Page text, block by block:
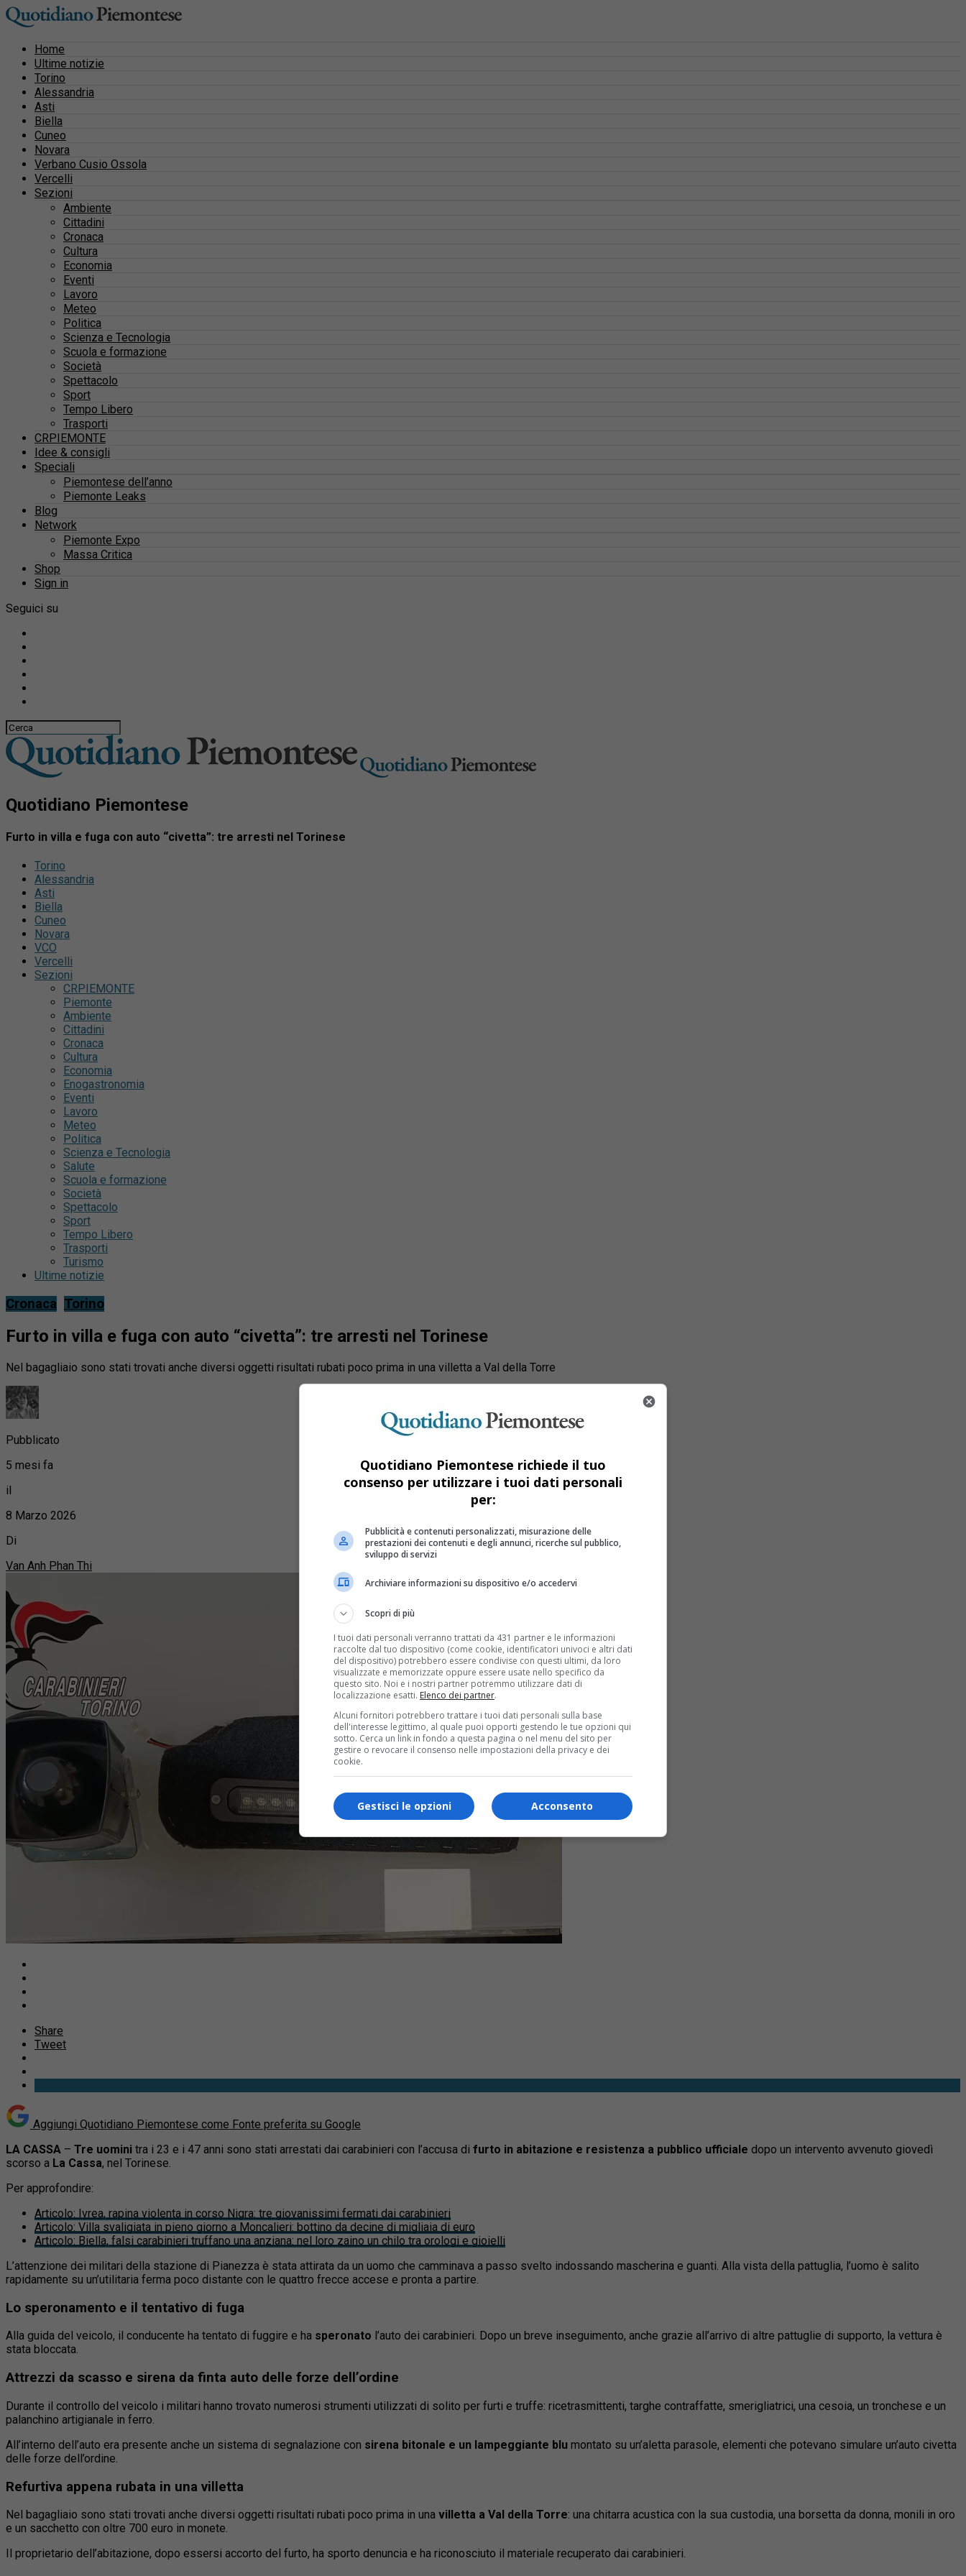
Home
Ultime notizie
Torino
Alessandria
Asti
Biella
Cuneo
Novara
Verbano Cusio Ossola
Vercelli
Sezioni
Ambiente
Cittadini
Cronaca
Cultura
Economia
Eventi
Lavoro
Meteo
Politica
Scienza e Tecnologia
Scuola e formazione
Società
Spettacolo
Sport
Tempo Libero
Trasporti
CRPIEMONTE
Idee & consigli
Speciali
Piemontese dell’anno
Piemonte Leaks
Blog
Network
Piemonte Expo
Massa Critica
Shop
Sign in
Seguici su
Quotidiano Piemontese
Furto in villa e fuga con auto “civetta”: tre arresti nel Torinese
Torino
Alessandria
Asti
Biella
Cuneo
Novara
VCO
Vercelli
Sezioni
CRPIEMONTE
Piemonte
Ambiente
Cittadini
Cronaca
Cultura
Economia
Enogastronomia
Eventi
Lavoro
Meteo
Politica
Scienza e Tecnologia
Salute
Scuola e formazione
Società
Spettacolo
Sport
Tempo Libero
Trasporti
Turismo
Ultime notizie
Cronaca Torino
Furto in villa e fuga con auto “civetta”: tre arresti nel Torinese
Nel bagagliaio sono stati trovati anche diversi oggetti risultati rubati poco prima in una villetta a Val della Torre
Pubblicato
5 mesi fa
il
8 Marzo 2026
Di
Van Anh Phan Thi
Share
Tweet
Aggiungi Quotidiano Piemontese come Fonte preferita su Google
LA CASSA – Tre uomini tra i 23 e i 47 anni sono stati arrestati dai carabinieri con l’accusa di furto in abitazione e resistenza a pubblico ufficiale dopo un intervento avvenuto giovedì
scorso a La Cassa, nel Torinese.
Per approfondire:
Articolo: Ivrea, rapina violenta in corso Nigra: tre giovanissimi fermati dai carabinieri
Articolo: Villa svaligiata in pieno giorno a Moncalieri: bottino da decine di migliaia di euro
Articolo: Biella, falsi carabinieri truffano una anziana: nel loro zaino un chilo tra orologi e gioielli
L’attenzione dei militari della stazione di Pianezza è stata attirata da un uomo che camminava a passo svelto indossando mascherina e guanti. Alla vista della pattuglia, l’uomo è salito
rapidamente su un’utilitaria ferma poco distante con le quattro frecce accese e pronta a partire.
Lo speronamento e il tentativo di fuga
Alla guida del veicolo, il conducente ha tentato di fuggire e ha speronato l’auto dei carabinieri. Dopo un breve inseguimento, anche grazie all’arrivo di altre pattuglie di supporto, la vettura è
stata bloccata.
Attrezzi da scasso e sirena da finta auto delle forze dell’ordine
Durante il controllo del veicolo i militari hanno trovato numerosi strumenti utilizzati di solito per furti e truffe: ricetrasmittenti, targhe contraffatte, smerigliatrici, una cesoia, un tronchese e un
palanchino artigianale in ferro.
All’interno dell’auto era presente anche un sistema di segnalazione con sirena bitonale e un lampeggiante blu montato su un’aletta parasole, elementi che potevano simulare un’auto civetta
delle forze dell’ordine.
Refurtiva appena rubata in una villetta
Nel bagagliaio sono stati trovati anche diversi oggetti risultati rubati poco prima in una villetta a Val della Torre: una chitarra acustica con la sua custodia, una borsetta da donna, monili in oro
e un sacchetto con oltre 700 euro in monete.
Il proprietario dell’abitazione, dopo essersi accorto del furto, ha sporto denuncia e ha riconosciuto il materiale recuperato dai carabinieri.
Quotidiano Piemontese richiede il tuo
consenso per utilizzare i tuoi dati personali
per:
Pubblicità e contenuti personalizzati, misurazione delle
prestazioni dei contenuti e degli annunci, ricerche sul pubblico,
sviluppo di servizi
Archiviare informazioni su dispositivo e/o accedervi
Scopri di più
I tuoi dati personali verranno trattati da 431 partner e le informazioni
raccolte dal tuo dispositivo (come cookie, identificatori univoci e altri dati
del dispositivo) potrebbero essere condivise con questi ultimi, da loro
visualizzate e memorizzate oppure essere usate nello specifico da
questo sito. Noi e i nostri partner potremmo utilizzare dati di
localizzazione esatti. Elenco dei partner.
Alcuni fornitori potrebbero trattare i tuoi dati personali sulla base
dell'interesse legittimo, al quale puoi opporti gestendo le tue opzioni qui
sotto. Cerca un link in fondo a questa pagina o nel menu del sito per
gestire o revocare il consenso nelle impostazioni della privacy e dei
cookie.
Acconsento
Gestisci le opzioni